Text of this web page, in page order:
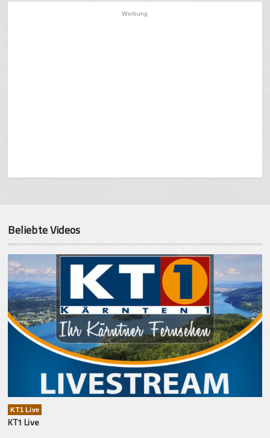
Werbung
Beliebte Videos
KT1 Live
KT1 Live